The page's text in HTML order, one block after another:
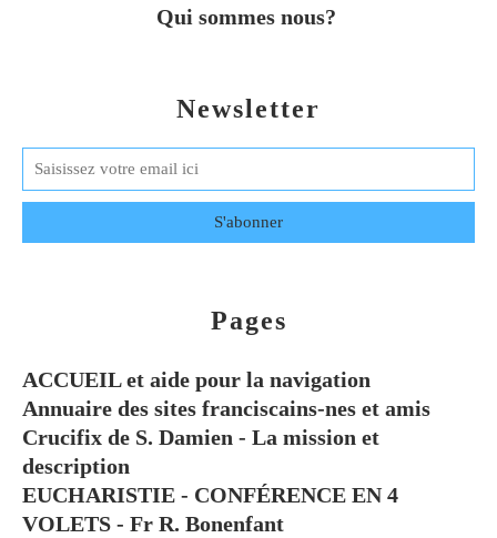
Newsletter
Pages
ACCUEIL et aide pour la navigation
Annuaire des sites franciscains-nes et amis
Crucifix de S. Damien - La mission et
description
EUCHARISTIE - CONFÉRENCE EN 4
VOLETS - Fr R. Bonenfant
Qui sommes nous?